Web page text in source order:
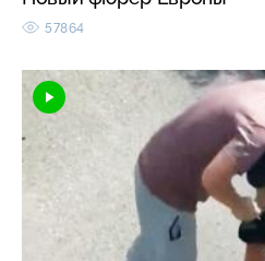
57864